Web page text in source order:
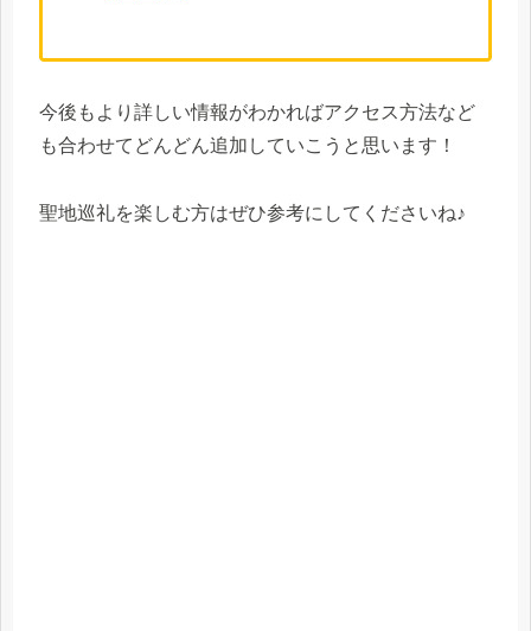
今後もより詳しい情報がわかればアクセス方法など
も合わせてどんどん追加していこうと思います！
聖地巡礼を楽しむ方はぜひ参考にしてくださいね♪